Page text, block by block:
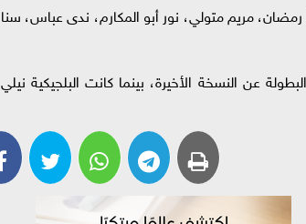
مريم متولي، نور أبو المكارم، ندى عباس، سنا
عن النسخة الأخيرة، بينما كانت البلجيكية نيلي